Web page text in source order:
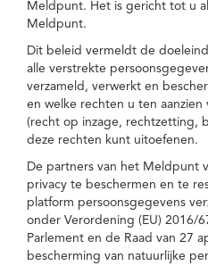
Meldpunt. Het is gericht tot u
Meldpunt.
Dit beleid vermeldt de
alle verstrekte
verzameld, verwerkt en
en welke rechten u ten
(recht op inzage, rechtzetting,
deze rechten kunt uitoefenen.
De partners van het Meldpunt
privacy te beschermen en te
platform persoonsgegevens
onder Verordening (EU) 2016/
Parlement en de Raad van 27
bescherming van natuurlijke